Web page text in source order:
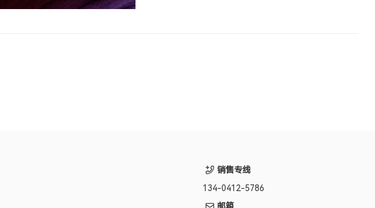
销售专线
134-0412-5786